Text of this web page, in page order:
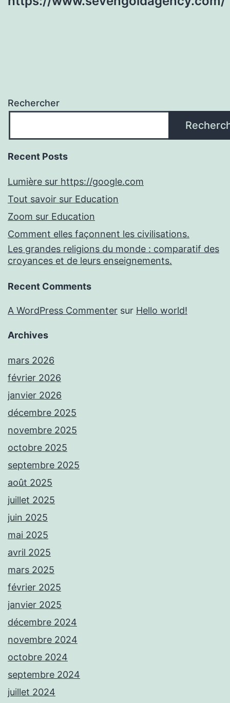
Rechercher
Recent Posts
Lumière sur https://google.com
Tout savoir sur Education
Zoom sur Education
Comment elles façonnent les civilisations.
Les grandes religions du monde : comparatif des
croyances et de leurs enseignements.
Recent Comments
A WordPress Commenter sur Hello world!
Archives
mars 2026
février 2026
janvier 2026
décembre 2025
novembre 2025
octobre 2025
septembre 2025
août 2025
juillet 2025
juin 2025
mai 2025
avril 2025
mars 2025
février 2025
janvier 2025
décembre 2024
novembre 2024
octobre 2024
septembre 2024
juillet 2024